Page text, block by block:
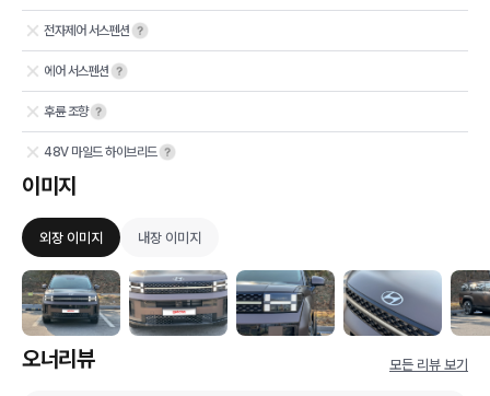
전자제어 서스펜션
에어 서스펜션
후륜 조향
48V 마일드 하이브리드
이미지
외장 이미지 내장 이미지
오너리뷰 모든 리뷰 보기